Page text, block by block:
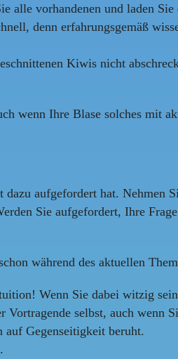
alle vorhandenen und laden
denn erfahrungsgemäß
Kiwis nicht
wenn Ihre Blase solches mit
aufgefordert hat. Nehmen
Sie aufgefordert, Ihre
während des aktuellen
Wenn Sie dabei witzig
selbst, auch wenn
auf Gegenseitigkeit beruht.